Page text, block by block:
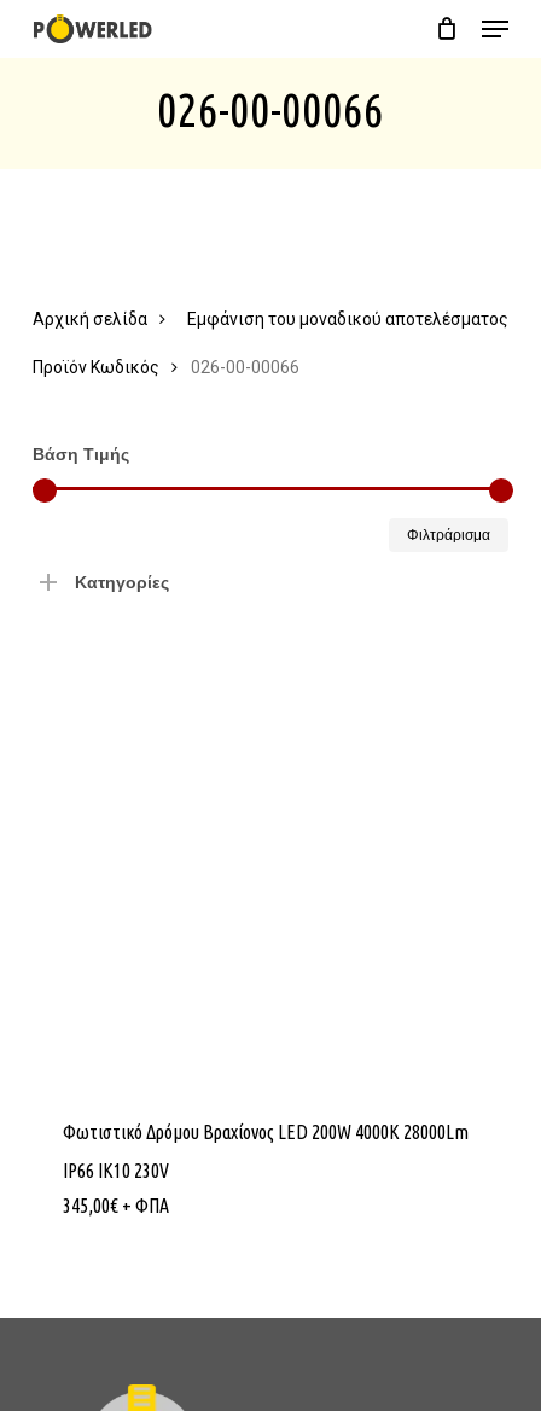
Menu
026-00-00066
Εμφάνιση του μοναδικού αποτελέσματος
Αρχική σελίδα
Προϊόν Κωδικός 026-00-00066
Βάση Τιμής
Φιλτράρισμα
Κατηγορίες
Φωτιστικό Δρόμου Βραχίονος LED 200W 4000K 28000Lm
IP66 ΙΚ10 230V
345,00€ + ΦΠΑ